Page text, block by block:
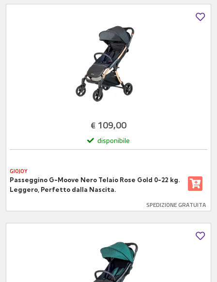
€ 109,00
disponibile
GIOJOY
Passeggino G-Moove Nero Telaio Rose Gold 0-22 kg.
Leggero, Perfetto dalla Nascita.
SPEDIZIONE GRATUITA